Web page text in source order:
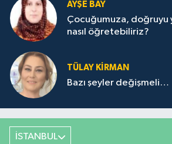
AYŞE BAY
Çocuğumuza, doğruyu
nasıl öğretebiliriz?
TÜLAY KİRMAN
Bazı şeyler değişmeli…
İSTANBUL